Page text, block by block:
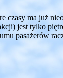
czasy ma już
jest tylko
pasażerów